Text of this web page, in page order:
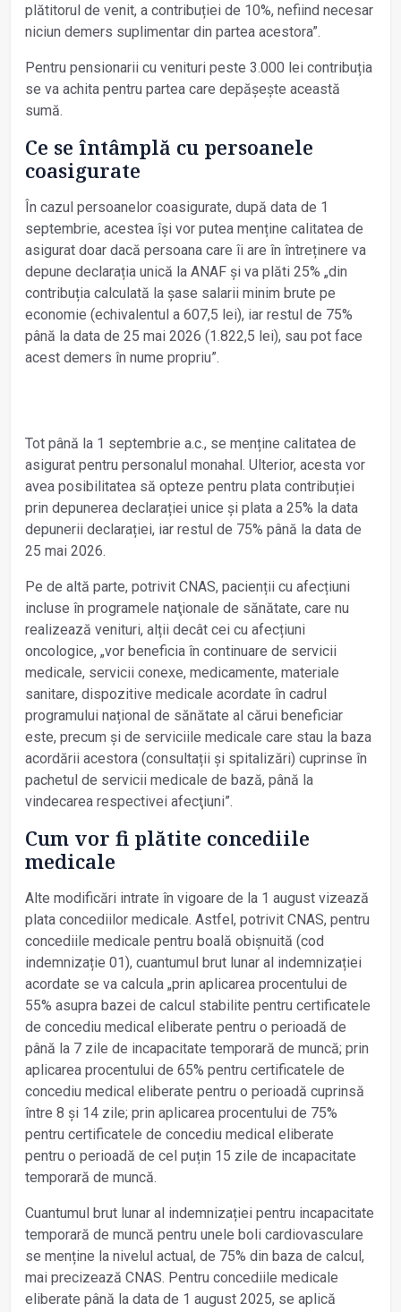
plătitorul de venit, a contribuției de 10%, nefiind necesar
niciun demers suplimentar din partea acestora”.
Pentru pensionarii cu venituri peste 3.000 lei contribuția
se va achita pentru partea care depășește această
sumă.
Ce se întâmplă cu persoanele
coasigurate
În cazul persoanelor coasigurate, după data de 1
septembrie, acestea își vor putea menține calitatea de
asigurat doar dacă persoana care îi are în întreținere va
depune declarația unică la ANAF și va plăti 25% „din
contribuția calculată la șase salarii minim brute pe
economie (echivalentul a 607,5 lei), iar restul de 75%
până la data de 25 mai 2026 (1.822,5 lei), sau pot face
acest demers în nume propriu”.
Tot până la 1 septembrie a.c., se menține calitatea de
asigurat pentru personalul monahal. Ulterior, acesta vor
avea posibilitatea să opteze pentru plata contribuției
prin depunerea declarației unice și plata a 25% la data
depunerii declarației, iar restul de 75% până la data de
25 mai 2026.
Pe de altă parte, potrivit CNAS, pacienții cu afecțiuni
incluse în programele naţionale de sănătate, care nu
realizează venituri, alții decât cei cu afecțiuni
oncologice, „vor beneficia în continuare de servicii
medicale, servicii conexe, medicamente, materiale
sanitare, dispozitive medicale acordate în cadrul
programului național de sănătate al cărui beneficiar
este, precum și de serviciile medicale care stau la baza
acordării acestora (consultații și spitalizări) cuprinse în
pachetul de serviсіi medicale de bază, până la
vindecarea respectivei afecţiuni”.
Cum vor fi plătite concediile
medicale
Alte modificări intrate în vigoare de la 1 august vizează
plata concediilor medicale. Astfel, potrivit CNAS, pentru
concediile medicale pentru boală obișnuită (cod
indemnizație 01), cuantumul brut lunar al indemnizației
acordate se va calcula „prin aplicarea procentului de
55% asupra bazei de calcul stabilite pentru certificatele
de concediu medical eliberate pentru o perioadă de
până la 7 zile de incapacitate temporară de muncă; prin
aplicarea procentului de 65% pentru certificatele de
concediu medical eliberate pentru o perioadă cuprinsă
între 8 şi 14 zile; prin aplicarea procentului de 75%
pentru certificatele de concediu medical eliberate
pentru o perioadă de cel puțin 15 zile de incapacitate
temporară de muncă.
Cuantumul brut lunar al indemnizației pentru incapacitate
temporară de muncă pentru unele boli cardiovasculare
se menține la nivelul actual, de 75% din baza de calcul,
mai precizează CNAS. Pentru concediile medicale
eliberate până la data de 1 august 2025, se aplică